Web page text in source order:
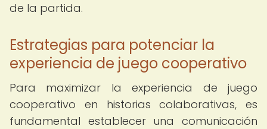
de la partida.
Estrategias para potenciar la
experiencia de juego cooperativo
Para maximizar la experiencia de juego
cooperativo en historias colaborativas, es
fundamental establecer una comunicación